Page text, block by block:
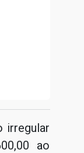
irregular
ao